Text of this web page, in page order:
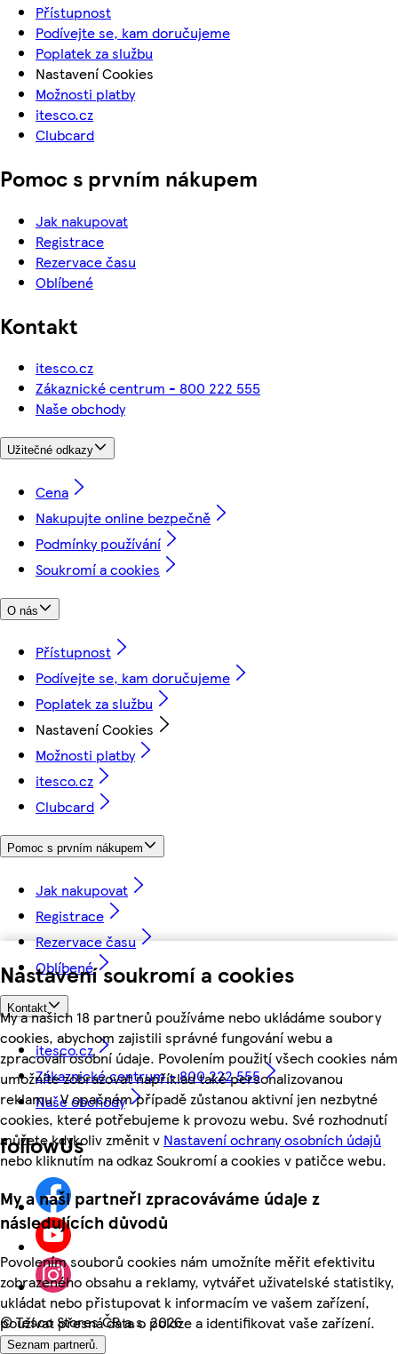
Nastavení soukromí a cookies
My a našich 18 partnerů používáme nebo ukládáme soubory
cookies, abychom zajistili správné fungování webu a
zpracovali osobní údaje. Povolením použití všech cookies nám
umožníte zobrazovat například také personalizovanou
reklamu. V opačném případě zůstanou aktivní jen nezbytné
cookies, které potřebujeme k provozu webu. Své rozhodnutí
můžete kdykoliv změnit v Nastavení ochrany osobních údajů
nebo kliknutím na odkaz Soukromí a cookies v patičce webu.
My a naši partneři zpracováváme údaje z
následujících důvodů
Povolením souborů cookies nám umožníte měřit efektivitu
zobrazeného obsahu a reklamy, vytvářet uživatelské statistiky,
ukládat nebo přistupovat k informacím ve vašem zařízení,
používat přesná data o poloze a identifikovat vaše zařízení.
Seznam partnerů.
Přístupnost
Podívejte se, kam doručujeme
Poplatek za službu
Nastavení Cookies
Možnosti platby
itesco.cz
Clubcard
Pomoc s prvním nákupem
Jak nakupovat
Registrace
Rezervace času
Oblíbené
Kontakt
itesco.cz
Zákaznické centrum - 800 222 555
Naše obchody
Užitečné odkazy
Cena
Nakupujte online bezpečně
Podmínky používání
Soukromí a cookies
O nás
Přístupnost
Podívejte se, kam doručujeme
Poplatek za službu
Nastavení Cookies
Možnosti platby
itesco.cz
Clubcard
Pomoc s prvním nákupem
Jak nakupovat
Registrace
Rezervace času
Oblíbené
Kontakt
itesco.cz
Zákaznické centrum - 800 222 555
Naše obchody
followUs
©Tesco Stores ČR a.s. 2026